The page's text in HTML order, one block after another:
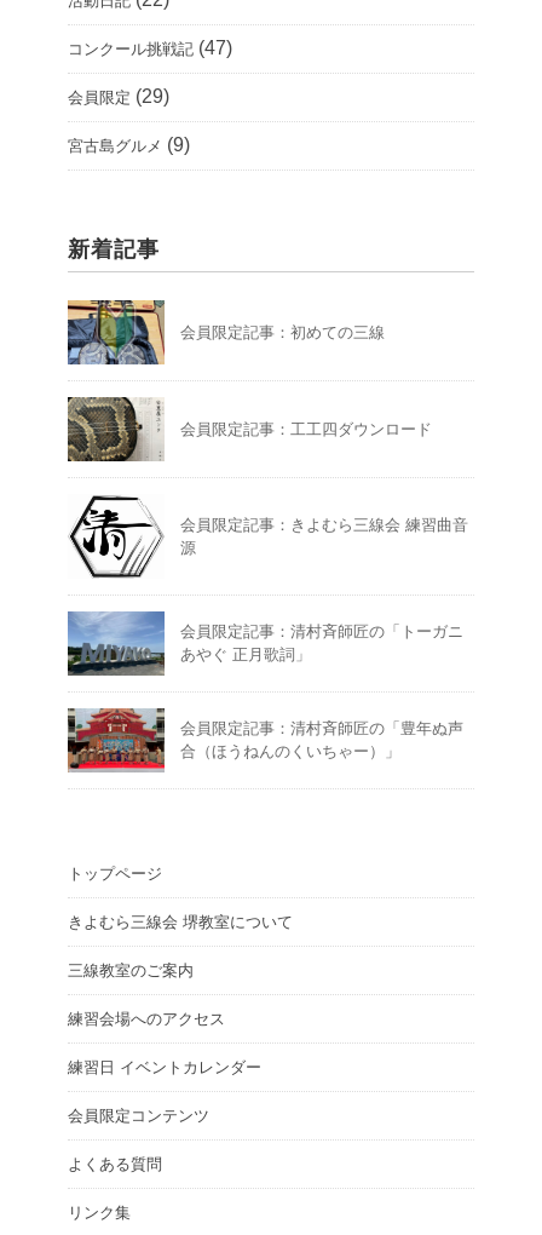
コンクール挑戦記 (47)
会員限定 (29)
宮古島グルメ (9)
新着記事
会員限定記事：初めての三線
会員限定記事：工工四ダウンロード
会員限定記事：きよむら三線会 練習曲音
源
会員限定記事：清村斉師匠の「トーガニ
あやぐ 正月歌詞」
会員限定記事：清村斉師匠の「豊年ぬ声
合（ほうねんのくいちゃー）」
トップページ
きよむら三線会 堺教室について
三線教室のご案内
練習会場へのアクセス
練習日 イベントカレンダー
会員限定コンテンツ
よくある質問
リンク集